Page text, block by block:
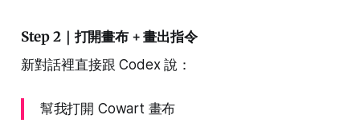
Step 2｜打開畫布 + 畫出指令
新對話裡直接跟 Codex 說：
幫我打開 Cowart 畫布